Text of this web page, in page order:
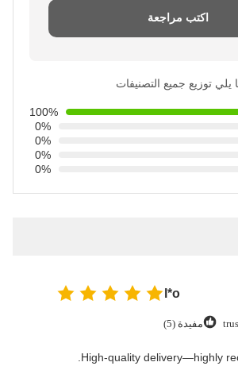
اكتب مراجعة
يلي توزيع جميع التصنيفات
100%
0%
0%
0%
0%
l*o
مفيدة (5)
High-quality delivery—highly